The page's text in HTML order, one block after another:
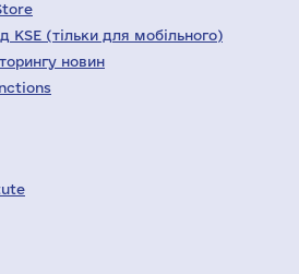
KSE (тільки для мобільного)
новин